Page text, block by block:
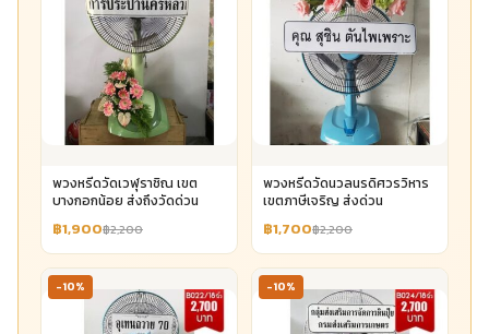
พวงหรีดวัดเวฬุราชิณ เขต
บางกอกน้อย ส่งถึงวัดด่วน
฿1,900฿2,200
พวงหรีดวัดนวลนรดิศวรวิหาร
เขตภาษีเจริญ ส่งด่วน
฿1,700฿2,200
-10% -10%